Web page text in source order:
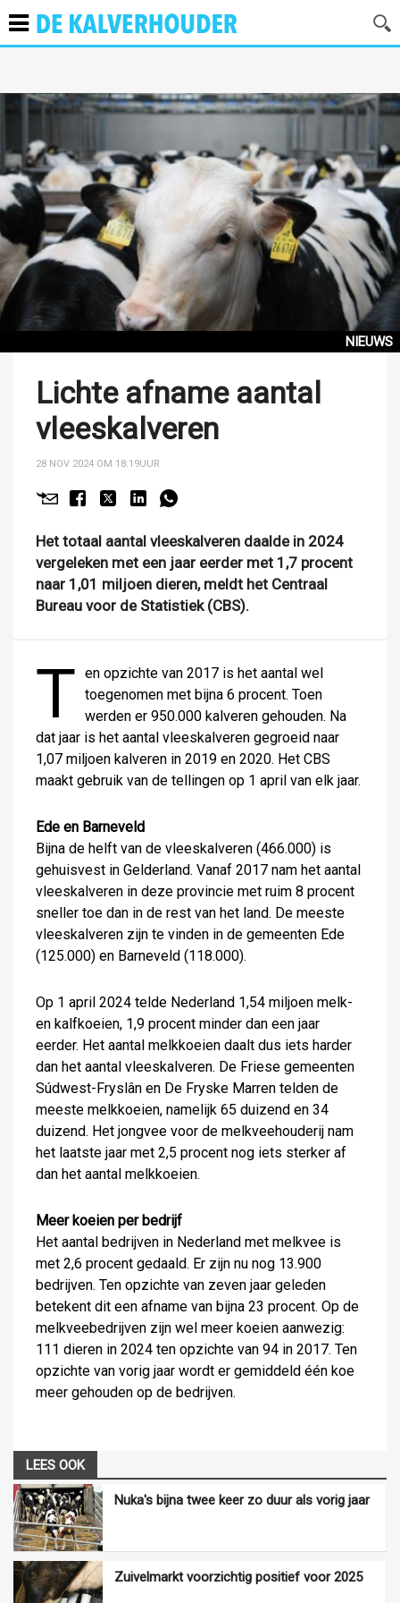
NIEUWS
Lichte afname aantal
vleeskalveren
28 NOV 2024 OM 18:19UUR
Het totaal aantal vleeskalveren daalde in 2024
vergeleken met een jaar eerder met 1,7 procent
naar 1,01 miljoen dieren, meldt het Centraal
Bureau voor de Statistiek (CBS).
T en opzichte van 2017 is het aantal wel
toegenomen met bijna 6 procent. Toen
werden er 950.000 kalveren gehouden. Na
dat jaar is het aantal vleeskalveren gegroeid naar
1,07 miljoen kalveren in 2019 en 2020. Het CBS
maakt gebruik van de tellingen op 1 april van elk jaar.
Ede en Barneveld
Bijna de helft van de vleeskalveren (466.000) is
gehuisvest in Gelderland. Vanaf 2017 nam het aantal
vleeskalveren in deze provincie met ruim 8 procent
sneller toe dan in de rest van het land. De meeste
vleeskalveren zijn te vinden in de gemeenten Ede
(125.000) en Barneveld (118.000).
Op 1 april 2024 telde Nederland 1,54 miljoen melk-
en kalfkoeien, 1,9 procent minder dan een jaar
eerder. Het aantal melkkoeien daalt dus iets harder
dan het aantal vleeskalveren. De Friese gemeenten
Súdwest-Fryslân en De Fryske Marren telden de
meeste melkkoeien, namelijk 65 duizend en 34
duizend. Het jongvee voor de melkveehouderij nam
het laatste jaar met 2,5 procent nog iets sterker af
dan het aantal melkkoeien.
Meer koeien per bedrijf
Het aantal bedrijven in Nederland met melkvee is
met 2,6 procent gedaald. Er zijn nu nog 13.900
bedrijven. Ten opzichte van zeven jaar geleden
betekent dit een afname van bijna 23 procent. Op de
melkveebedrijven zijn wel meer koeien aanwezig:
111 dieren in 2024 ten opzichte van 94 in 2017. Ten
opzichte van vorig jaar wordt er gemiddeld één koe
meer gehouden op de bedrijven.
LEES OOK
Nuka's bijna twee keer zo duur als vorig jaar
Zuivelmarkt voorzichtig positief voor 2025